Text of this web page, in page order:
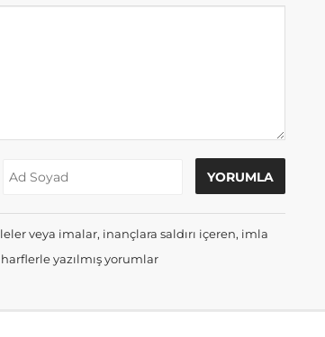
veya imalar, inançlara saldırı içeren, imla
yazılmış yorumlar